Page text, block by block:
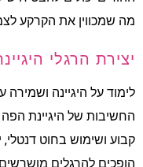
מה שמכווין את הקרקע
יצירת הרגלי
לימוד על היגיינה
החשיבות של היגיינת הפה
קבוע ושימוש בחוט
הופכים להרגלים